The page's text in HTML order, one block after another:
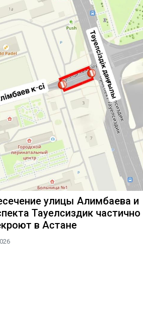
улицы Алимбаева и
Тауелсиздик частично
в Астане